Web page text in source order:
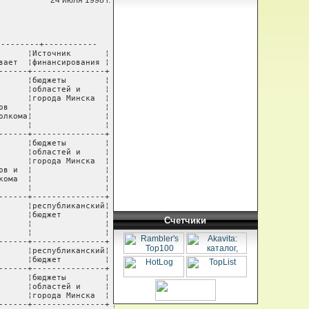
¦города Минска  ¦
¦     ¦                   ¦                  ¦              ¦3 года -     ¦                 ¦               ¦
¦     ¦                   ¦                  ¦              ¦немецкие     ¦                 ¦               ¦
¦     ¦                   ¦                  ¦              ¦полуфабрикаты¦                 ¦               ¦
¦     ¦                   ¦                  ¦              ¦фирмы "Отто  ¦                 ¦               ¦
¦     ¦                   ¦                  ¦              ¦Бокк" и фирмы¦                 ¦               ¦
¦     ¦                   ¦                  ¦              ¦"Энергия"    ¦                 ¦               ¦
+-----+-------------------+------------------+--------------+-------------+-----------------+---------------+
¦14.  ¦Аппараты и туторы  ¦заключение        ¦бесплатно     ¦2 года       ¦БПОВЦ            ¦бюджеты        ¦
¦     ¦верхних и нижних   ¦БПОВЦ             ¦              ¦             ¦                 ¦областей и     ¦
¦     ¦конечностей        ¦                  ¦              ¦             ¦                 ¦города Минска  ¦
+-----+-------------------+------------------+--------------+-------------+-----------------+---------------+
¦15.  ¦Корсеты,           ¦заключение        ¦бесплатно     ¦2 года       ¦БПОВЦ            ¦бюджеты        ¦
¦     ¦бандажи, спино-    ¦БПОВЦ             ¦              ¦             ¦                 ¦областей и     ¦
¦     ¦головодержатели,   ¦                  ¦              ¦             ¦                 ¦города Минска  ¦
¦     ¦жесткие пояса      ¦                  ¦              ¦             ¦                 ¦               ¦
+-----+-------------------+------------------+--------------+-------------+-----------------+---------------+
¦16.  ¦Экзопротезы        ¦заключение        ¦бесплатно     ¦1 год        ¦БПОВЦ            ¦республиканс
Счетчики